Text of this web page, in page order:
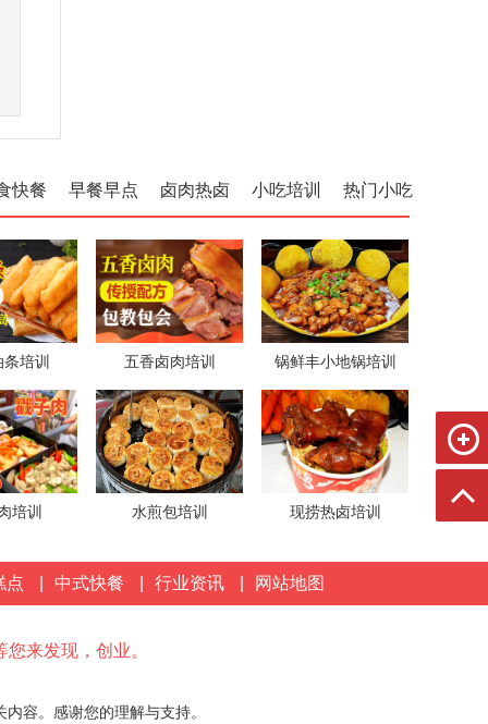
热门小吃
小吃培训
卤肉热卤
早餐早点
快餐
培训 五香卤肉培训 锅鲜丰小地锅培训
培训 水煎包培训 现捞热卤培训
点 中式快餐 行业资讯 网站地图
来发现，创业。
容。感谢您的理解与支持。